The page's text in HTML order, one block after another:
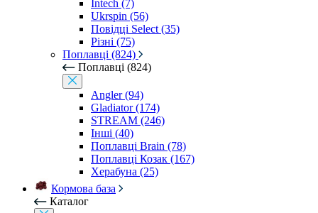
Intech (7)
Ukrspin (56)
Повідці Select (35)
Різні (75)
Поплавці (824)
Поплавці (824)
Angler (94)
Gladiator (174)
STREAM (246)
Інші (40)
Поплавці Brain (78)
Поплавці Козак (167)
Херабуна (25)
Кормова база
Каталог